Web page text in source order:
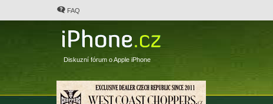
FAQ
Diskuzní fórum o Apple iPhone